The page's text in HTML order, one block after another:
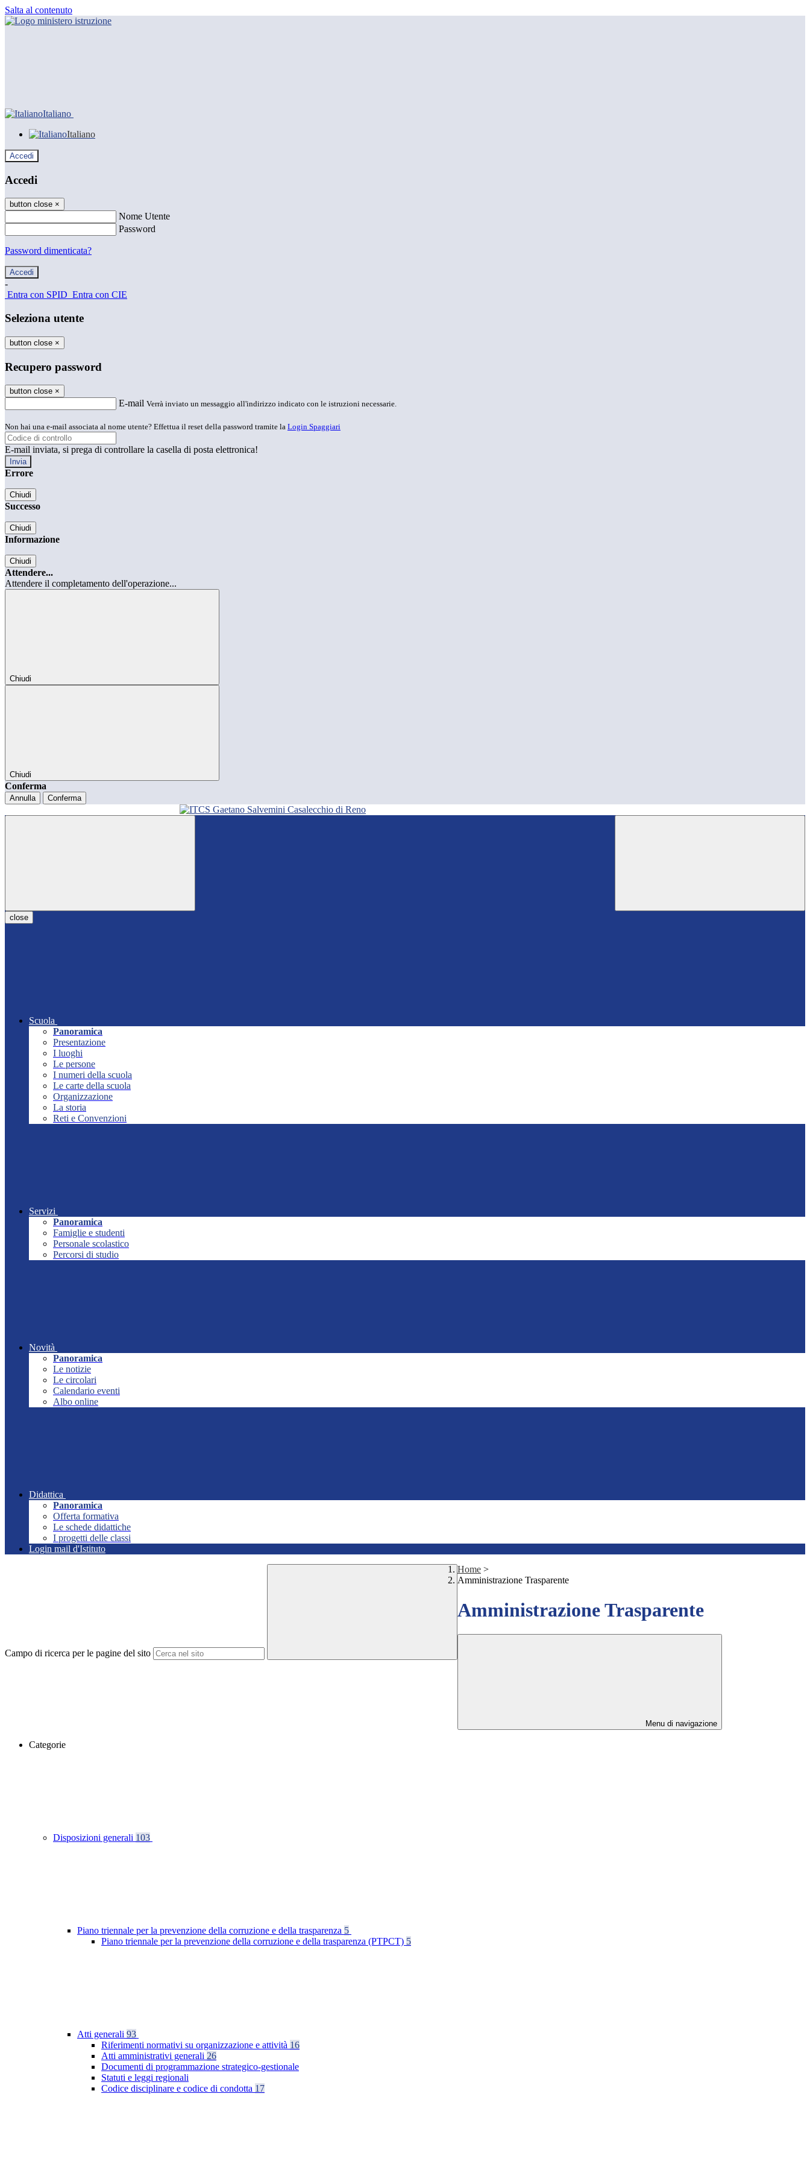
Salta al contenuto
Italiano
Italiano
Accedi
Accedi
button close ×
Nome Utente
Password
Password dimenticata?
-
Entra con SPID Entra con CIE
Seleziona utente
button close ×
Recupero password
button close ×
E-mail Verrà inviato un messaggio all'indirizzo indicato con le istruzioni necessarie.
Non hai una e-mail associata al nome utente? Effettua il reset della password tramite la Login Spaggiari
E-mail inviata, si prega di controllare la casella di posta elettronica!
Errore
Chiudi
Successo
Chiudi
Informazione
Chiudi
Attendere...
Attendere il completamento dell'operazione...
Chiudi
Chiudi
Conferma
Annulla Conferma
close
Scuola
Panoramica
Presentazione
I luoghi
Le persone
I numeri della scuola
Le carte della scuola
Organizzazione
La storia
Reti e Convenzioni
Servizi
Panoramica
Famiglie e studenti
Personale scolastico
Percorsi di studio
Novità
Panoramica
Le notizie
Le circolari
Calendario eventi
Albo online
Didattica
Panoramica
Offerta formativa
Le schede didattiche
I progetti delle classi
Login mail d'Istituto
Campo di ricerca per le pagine del sito
Home >
Amministrazione Trasparente
Amministrazione Trasparente
Menu di navigazione
Categorie
Disposizioni generali 103
Piano triennale per la prevenzione della corruzione e della trasparenza 5
Piano triennale per la prevenzione della corruzione e della trasparenza (PTPCT) 5
Atti generali 93
Riferimenti normativi su organizzazione e attività 16
Atti amministrativi generali 26
Documenti di programmazione strategico-gestionale
Statuti e leggi regionali
Codice disciplinare e codice di condotta 17